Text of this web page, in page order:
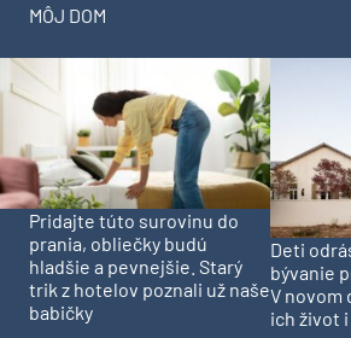
MÔJ DOM
Pridajte túto surovinu do
prania, obliečky budú
hladšie a pevnejšie. Starý
trik z hotelov poznali už naše
babičky
Deti
bývanie
V novom
ich život